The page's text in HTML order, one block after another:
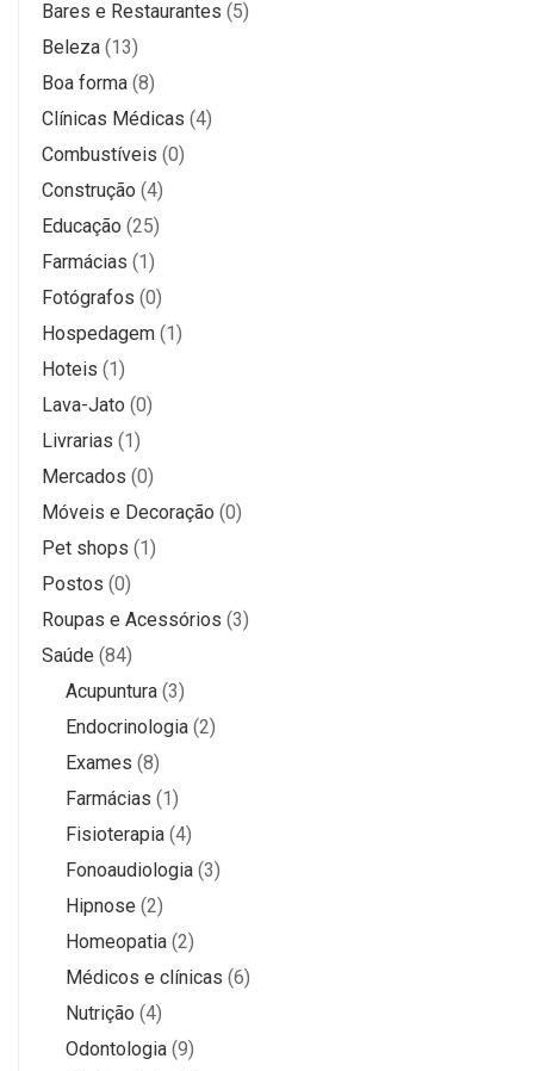
Bares e Restaurantes (5)
Beleza (13)
Boa forma (8)
Clínicas Médicas (4)
Combustíveis (0)
Construção (4)
Educação (25)
Farmácias (1)
Fotógrafos (0)
Hospedagem (1)
Hoteis (1)
Lava-Jato (0)
Livrarias (1)
Mercados (0)
Móveis e Decoração (0)
Pet shops (1)
Postos (0)
Roupas e Acessórios (3)
Saúde (84)
Acupuntura (3)
Endocrinologia (2)
Exames (8)
Farmácias (1)
Fisioterapia (4)
Fonoaudiologia (3)
Hipnose (2)
Homeopatia (2)
Médicos e clínicas (6)
Nutrição (4)
Odontologia (9)